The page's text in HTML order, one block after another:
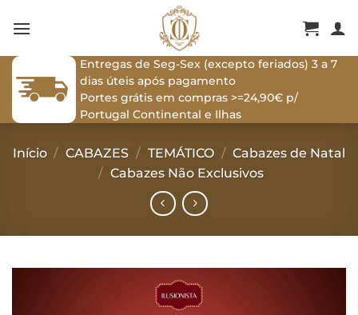
Entregas de Seg-Sex (excepto feriados) 3 a 7
dias úteis após pagamento
Portes grátis em compras >=24,90€ p/
Portugal Continental e Ilhas
Início / CABAZES / TEMÁTICO / Cabazes de Natal
/ Cabazes Não Exclusivos